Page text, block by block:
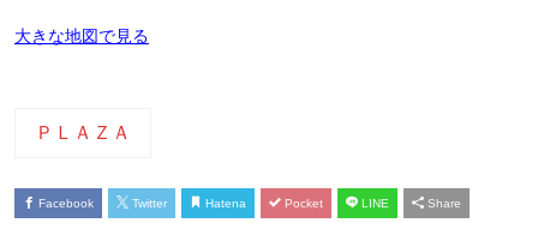
大きな地図で見る
ＰＬＡＺＡ
Facebook Twitter Hatena Pocket LINE Share